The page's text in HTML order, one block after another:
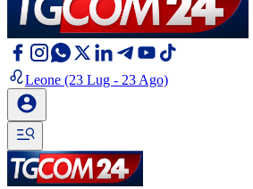
Leone (23 Lug - 23 Ago)